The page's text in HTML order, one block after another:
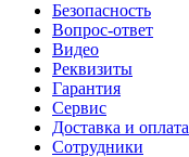
Безопасность
Вопрос-ответ
Видео
Реквизиты
Гарантия
Сервис
Доставка и оплата
Сотрудники